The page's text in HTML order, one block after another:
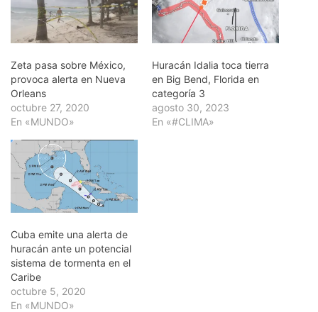
Zeta pasa sobre México,
provoca alerta en Nueva
Orleans
octubre 27, 2020
En «MUNDO»
Huracán Idalia toca tierra
en Big Bend, Florida en
categoría 3
agosto 30, 2023
En «#CLIMA»
Cuba emite una alerta de
huracán ante un potencial
sistema de tormenta en el
Caribe
octubre 5, 2020
En «MUNDO»